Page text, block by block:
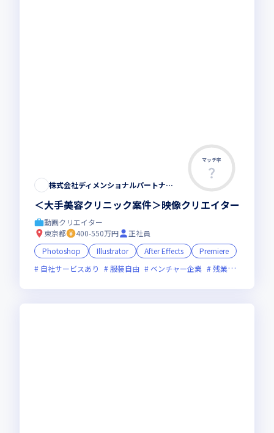
マッチ率
株式会社ディメンショナルパートナーズ
＜大手美容クリニック案件＞映像クリエイター
動画クリエイター
東京都
400-550万円
正社員
Photoshop
Illustrator After Effects
Premiere
自社サービスあり
服装自由 ベンチャー企業 残業月20時間未満